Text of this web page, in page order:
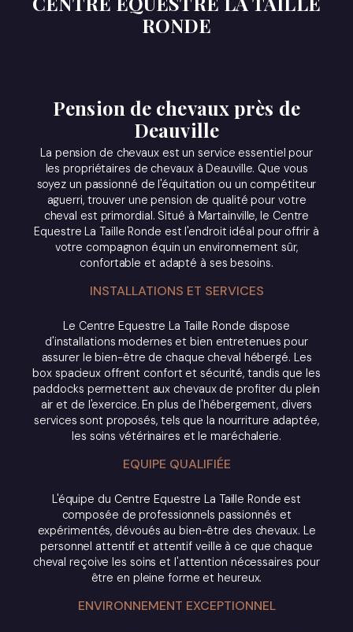
RONDE
Pension de chevaux près de
Deauville
La pension de chevaux est un service essentiel pour
les propriétaires de chevaux à Deauville. Que vous
soyez un passionné de l'équitation ou un compétiteur
aguerri, trouver une pension de qualité pour votre
cheval est primordial. Situé à Martainville, le Centre
Equestre La Taille Ronde est l'endroit idéal pour offrir à
votre compagnon équin un environnement sûr,
confortable et adapté à ses besoins.
INSTALLATIONS ET SERVICES
Le Centre Equestre La Taille Ronde dispose
d'installations modernes et bien entretenues pour
assurer le bien-être de chaque cheval hébergé. Les
box spacieux offrent confort et sécurité, tandis que les
paddocks permettent aux chevaux de profiter du plein
air et de l'exercice. En plus de l'hébergement, divers
services sont proposés, tels que la nourriture adaptée,
les soins vétérinaires et le maréchalerie.
EQUIPE QUALIFIÉE
L'équipe du Centre Equestre La Taille Ronde est
composée de professionnels passionnés et
expérimentés, dévoués au bien-être des chevaux. Le
personnel attentif et attentif veille à ce que chaque
cheval reçoive les soins et l'attention nécessaires pour
être en pleine forme et heureux.
ENVIRONNEMENT EXCEPTIONNEL